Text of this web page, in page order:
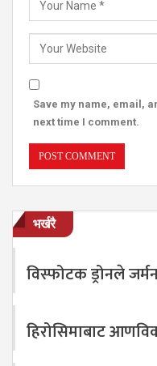
Save my name, email,
next time I comment.
भर्खरै
विस्फोटक ड्रोनले
हिरोसिमाबाट